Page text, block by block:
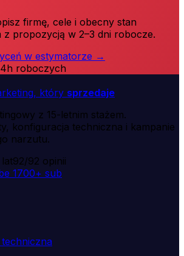
firmę, cele i obecny stan
z propozycją w 2–3 dni robocze.
w estymatorze →
roboczych
który sprzedaje
z 15-letnim stażem.
konfiguracja techniczna i kampanie
narzutu.
lat92/92 opinii
1700+ sub